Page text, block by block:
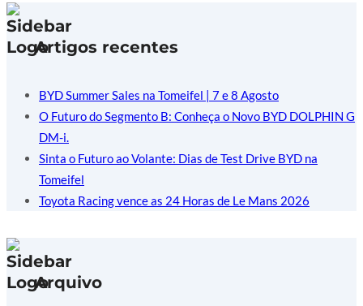
Artigos recentes
BYD Summer Sales na Tomeifel | 7 e 8 Agosto
O Futuro do Segmento B: Conheça o Novo BYD DOLPHIN G
DM-i.
Sinta o Futuro ao Volante: Dias de Test Drive BYD na
Tomeifel
Toyota Racing vence as 24 Horas de Le Mans 2026
Arquivo